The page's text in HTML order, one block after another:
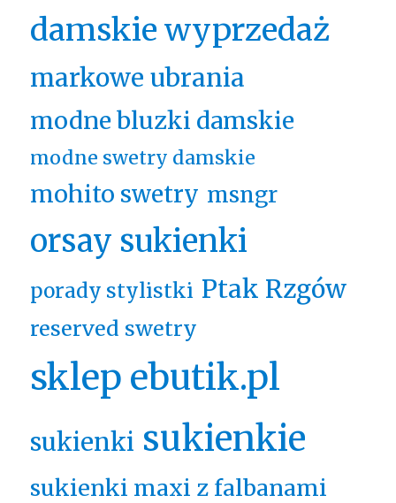
damskie wyprzedaż
markowe ubrania
modne bluzki damskie
modne swetry damskie
mohito swetry msngr
orsay sukienki
porady stylistki Ptak Rzgów
reserved swetry
sklep ebutik.pl
sukienki sukienkie
sukienki maxi z falbanami